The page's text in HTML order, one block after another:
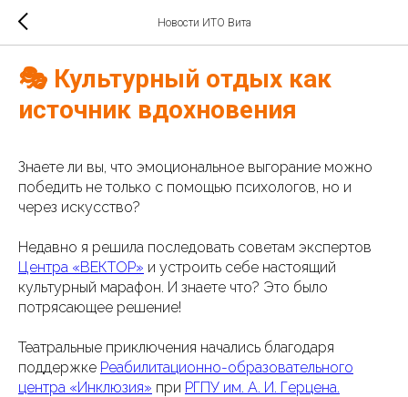
Новости ИТО Вита
🎭 Культурный отдых как
источник вдохновения
Знаете ли вы, что эмоциональное выгорание можно
победить не только с помощью психологов, но и
через искусство?
Недавно я решила последовать советам экспертов
Центра «ВЕКТОР» и устроить себе настоящий
культурный марафон. И знаете что? Это было
потрясающее решение!
Театральные приключения начались благодаря
поддержке Реабилитационно-образовательного
центра «Инклюзия» при РГПУ им. А. И. Герцена.